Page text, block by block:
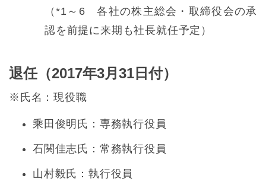
（*1～6 各社の株主総会・取締役会の承
認を前提に来期も社長就任予定）
退任（2017年3月31日付）
※氏名：現役職
乘田俊明氏：専務執行役員
石関佳志氏：常務執行役員
山村毅氏：執行役員